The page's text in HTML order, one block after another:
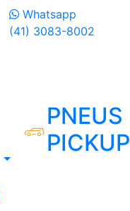
Whatsapp
(41) 3083-8002
PNEUS
PICKUP